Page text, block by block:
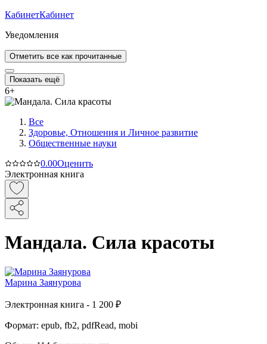
КабинетКабинет
Уведомления
Отметить все как прочитанные
Показать ещё
6+
Все
Здоровье, Отношения и Личное развитие
Общественные науки
0.00Оценить
Электронная книга
Мандала. Сила красоты
Марина Заянурова
Электронная книга - 1 200 ₽
Формат: epub, fb2, pdfRead, mobi